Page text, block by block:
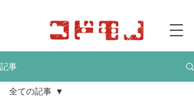
記事
全ての記事